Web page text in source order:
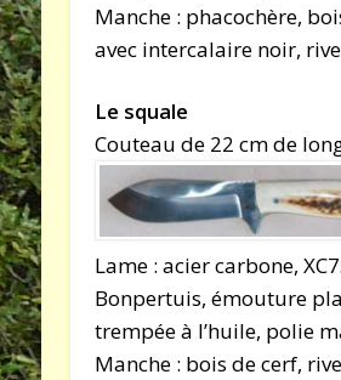
Manche : phacochère,
avec intercalaire noir,
Le squale
Couteau de 22 cm de
Lame : acier carbone,
Bonpertuis, émouture
trempée à l’huile, polie
Manche : bois de cerf,